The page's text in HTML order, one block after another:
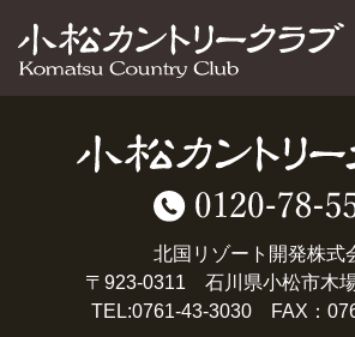
PAGE TOP
北国リゾート開発株式
〒923-0311 石川県小松市木
TEL:0761-43-3030 FAX：